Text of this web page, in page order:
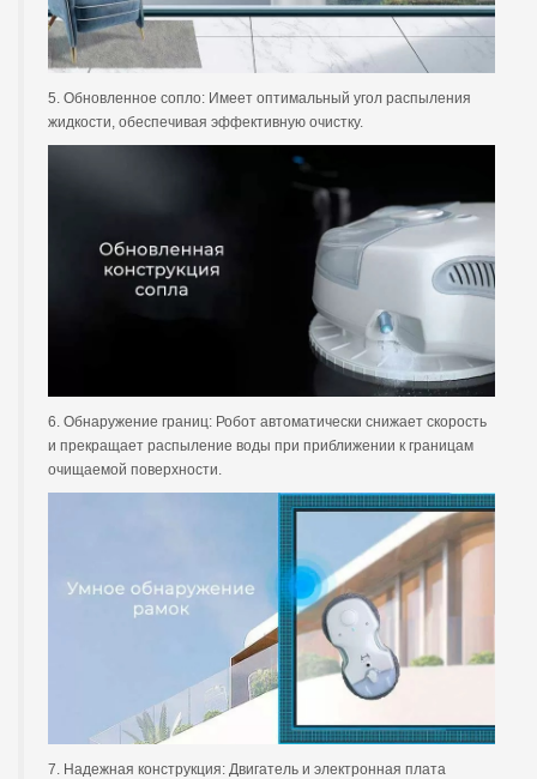
5. Обновленное сопло: Имеет оптимальный угол распыления
жидкости, обеспечивая эффективную очистку.
6. Обнаружение границ: Робот автоматически снижает скорость
и прекращает распыление воды при приближении к границам
очищаемой поверхности.
7. Надежная конструкция: Двигатель и электронная плата